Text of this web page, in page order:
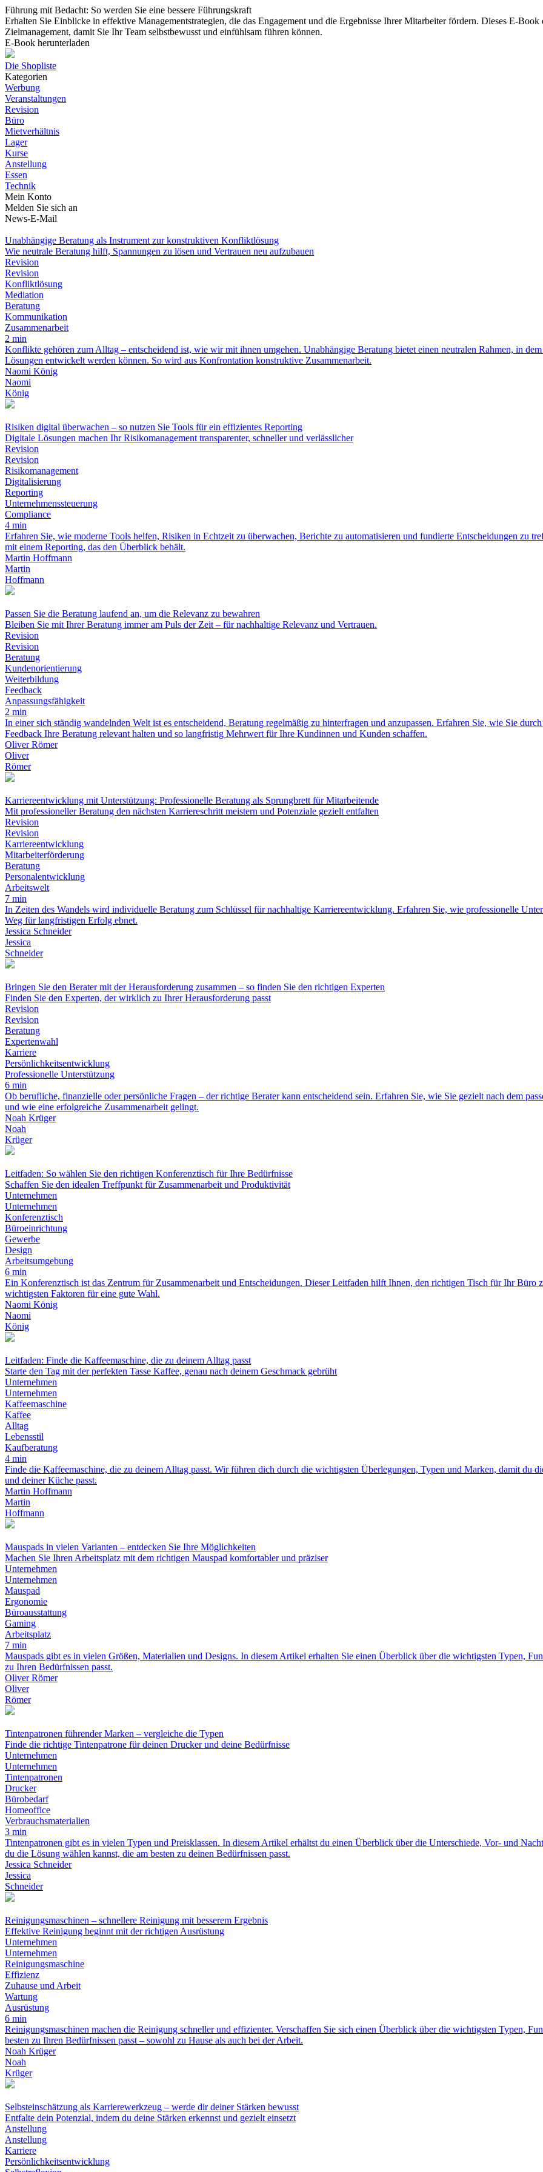
Führung mit Bedacht: So werden Sie eine bessere Führungskraft
Erhalten Sie Einblicke in effektive Managementstrategien, die das Engagement und die Ergebnisse Ihrer Mitarbeiter fördern. Dieses E-
Zielmanagement, damit Sie Ihr Team selbstbewusst und einfühlsam führen können.
E-Book herunterladen
Die Shopliste
Kategorien
Werbung
Veranstaltungen
Revision
Büro
Mietverhältnis
Lager
Kurse
Anstellung
Essen
Technik
Mein Konto
Melden Sie sich an
News-E-Mail
Unabhängige Beratung als Instrument zur konstruktiven Konfliktlösung
Wie neutrale Beratung hilft, Spannungen zu lösen und Vertrauen neu aufzubauen
Revision
Revision
Konfliktlösung
Mediation
Beratung
Kommunikation
Zusammenarbeit
2 min
Konflikte gehören zum Alltag – entscheidend ist, wie wir mit ihnen umgehen. Unabhängige Beratung bietet einen neutralen Rahmen, in
Lösungen entwickelt werden können. So wird aus Konfrontation konstruktive Zusammenarbeit.
Naomi König
Naomi
König
Risiken digital überwachen – so nutzen Sie Tools für ein effizientes Reporting
Digitale Lösungen machen Ihr Risikomanagement transparenter, schneller und verlässlicher
Revision
Revision
Risikomanagement
Digitalisierung
Reporting
Unternehmenssteuerung
Compliance
4 min
Erfahren Sie, wie moderne Tools helfen, Risiken in Echtzeit zu überwachen, Berichte zu automatisieren und fundierte Entscheidungen zu
mit einem Reporting, das den Überblick behält.
Martin Hoffmann
Martin
Hoffmann
Passen Sie die Beratung laufend an, um die Relevanz zu bewahren
Bleiben Sie mit Ihrer Beratung immer am Puls der Zeit – für nachhaltige Relevanz und Vertrauen.
Revision
Revision
Beratung
Kundenorientierung
Weiterbildung
Feedback
Anpassungsfähigkeit
2 min
In einer sich ständig wandelnden Welt ist es entscheidend, Beratung regelmäßig zu hinterfragen und anzupassen. Erfahren Sie, wie Sie
Feedback Ihre Beratung relevant halten und so langfristig Mehrwert für Ihre Kundinnen und Kunden schaffen.
Oliver Römer
Oliver
Römer
Karriereentwicklung mit Unterstützung: Professionelle Beratung als Sprungbrett für Mitarbeitende
Mit professioneller Beratung den nächsten Karriereschritt meistern und Potenziale gezielt entfalten
Revision
Revision
Karriereentwicklung
Mitarbeiterförderung
Beratung
Personalentwicklung
Arbeitswelt
7 min
In Zeiten des Wandels wird individuelle Beratung zum Schlüssel für nachhaltige Karriereentwicklung. Erfahren Sie, wie professionelle
Weg für langfristigen Erfolg ebnet.
Jessica Schneider
Jessica
Schneider
Bringen Sie den Berater mit der Herausforderung zusammen – so finden Sie den richtigen Experten
Finden Sie den Experten, der wirklich zu Ihrer Herausforderung passt
Revision
Revision
Beratung
Expertenwahl
Karriere
Persönlichkeitsentwicklung
Professionelle Unterstützung
6 min
Ob berufliche, finanzielle oder persönliche Fragen – der richtige Berater kann entscheidend sein. Erfahren Sie, wie Sie gezielt nach dem
und wie eine erfolgreiche Zusammenarbeit gelingt.
Noah Krüger
Noah
Krüger
Leitfaden: So wählen Sie den richtigen Konferenztisch für Ihre Bedürfnisse
Schaffen Sie den idealen Treffpunkt für Zusammenarbeit und Produktivität
Unternehmen
Unternehmen
Konferenztisch
Büroeinrichtung
Gewerbe
Design
Arbeitsumgebung
6 min
Ein Konferenztisch ist das Zentrum für Zusammenarbeit und Entscheidungen. Dieser Leitfaden hilft Ihnen, den richtigen Tisch für Ihr
wichtigsten Faktoren für eine gute Wahl.
Naomi König
Naomi
König
Leitfaden: Finde die Kaffeemaschine, die zu deinem Alltag passt
Starte den Tag mit der perfekten Tasse Kaffee, genau nach deinem Geschmack gebrüht
Unternehmen
Unternehmen
Kaffeemaschine
Kaffee
Alltag
Lebensstil
Kaufberatung
4 min
Finde die Kaffeemaschine, die zu deinem Alltag passt. Wir führen dich durch die wichtigsten Überlegungen, Typen und Marken, damit du
und deiner Küche passt.
Martin Hoffmann
Martin
Hoffmann
Mauspads in vielen Varianten – entdecken Sie Ihre Möglichkeiten
Machen Sie Ihren Arbeitsplatz mit dem richtigen Mauspad komfortabler und präziser
Unternehmen
Unternehmen
Mauspad
Ergonomie
Büroausstattung
Gaming
Arbeitsplatz
7 min
Mauspads gibt es in vielen Größen, Materialien und Designs. In diesem Artikel erhalten Sie einen Überblick über die wichtigsten Typen,
zu Ihren Bedürfnissen passt.
Oliver Römer
Oliver
Römer
Tintenpatronen führender Marken – vergleiche die Typen
Finde die richtige Tintenpatrone für deinen Drucker und deine Bedürfnisse
Unternehmen
Unternehmen
Tintenpatronen
Drucker
Bürobedarf
Homeoffice
Verbrauchsmaterialien
3 min
Tintenpatronen gibt es in vielen Typen und Preisklassen. In diesem Artikel erhältst du einen Überblick über die Unterschiede, Vor- und
du die Lösung wählen kannst, die am besten zu deinen Bedürfnissen passt.
Jessica Schneider
Jessica
Schneider
Reinigungsmaschinen – schnellere Reinigung mit besserem Ergebnis
Effektive Reinigung beginnt mit der richtigen Ausrüstung
Unternehmen
Unternehmen
Reinigungsmaschine
Effizienz
Zuhause und Arbeit
Wartung
Ausrüstung
6 min
Reinigungsmaschinen machen die Reinigung schneller und effizienter. Verschaffen Sie sich einen Überblick über die wichtigsten Typen,
besten zu Ihren Bedürfnissen passt – sowohl zu Hause als auch bei der Arbeit.
Noah Krüger
Noah
Krüger
Selbsteinschätzung als Karrierewerkzeug – werde dir deiner Stärken bewusst
Entfalte dein Potenzial, indem du deine Stärken erkennst und gezielt einsetzt
Anstellung
Anstellung
Karriere
Persönlichkeitsentwicklung